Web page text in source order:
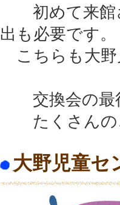
初めて来館
出も必要です。
こちらも大野
交換会の最
たくさんの
大野児童セ